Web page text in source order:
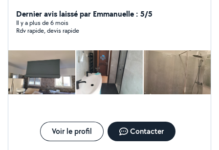
Dernier avis laissé par Emmanuelle : 5/5
Il y a plus de 6 mois
Rdv rapide, devis rapide
Voir le profil Contacter